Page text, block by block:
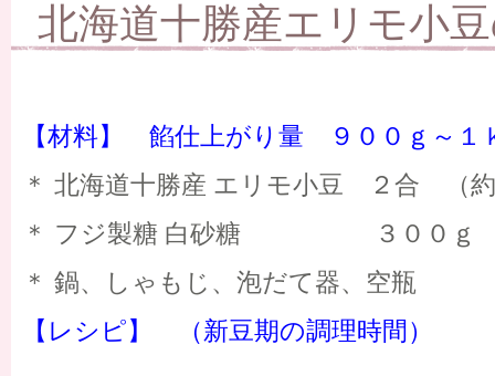
北海道十勝産エリモ小
【材料】 餡仕上がり量 ９００ｇ～１
＊ 北海道十勝産 エリモ小豆 ２合 （
＊ フジ製糖 白砂糖 ３００ｇ （
＊ 鍋、しゃもじ、泡だて器、空瓶
【レシピ】 （新豆期の調理時間）